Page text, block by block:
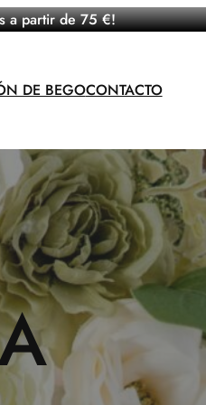
a partir de 75 €!
DE BEGOCONTACTO